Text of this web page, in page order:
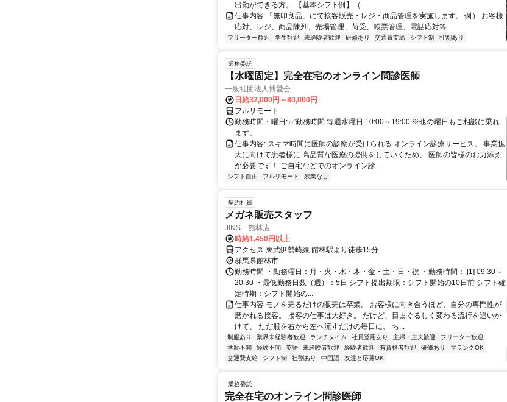
出勤ができる方。 【基本シフト例】（...
仕事内容 「無印良品」にて接客販売・レジ・商品管理を実施します。 例） お客様
応対、レジ、商品陳列、売場管理、荷受、帳票管理、電話応対等
フリーター歓迎 学生歓迎 未経験者歓迎 研修あり 交通費支給 シフト制 社割あり
業務委託
【水曜固定】完全在宅のオンライン問診医師
一般社団法人博愛会
日給32,000円～80,000円
フルリモート
勤務時間・曜日: ✅勤務時間 毎週水曜日 10:00～19:00 ※他の曜日もご相談に乗れ
ます。
仕事内容: スキマ時間に医師の診察が受けられる オンライン診療サービス。 事業拡
大に向けて患者様に 高品質な医療の提供をしていくため、 医師の皆様のお力添え
が必要です！ ご自宅などでのオンライン診...
シフト自由 フルリモート 残業なし
契約社員
メガネ販売スタッフ
JINS 館林店
時給1,450円以上
アクセス 東武伊勢崎線 館林駅より徒歩15分
群馬県館林市
勤務時間 ・勤務曜日：月・火・水・木・金・土・日・祝 ・勤務時間： [1] 09:30～
20:30 ・最低勤務日数（週）：5日 シフト提出期限：シフト開始の10日前 シフト確
定時期：シフト開始の...
仕事内容 モノを売るだけの販売は卒業。 お客様に向き合うほど、自分の専門性が
磨かれる接客。 接客の仕事は大好き。 だけど、目まぐるしく変わる流行を追いか
けて、 ただ服を右から左へ流すだけの毎日に、 ち...
制服あり 業界未経験者歓迎 ランチタイム 社員登用あり 主婦・主夫歓迎
フリーター歓迎
学歴不問
経験不問 英語 未経験者歓迎 経験者歓迎 有資格者歓迎 研修あり
ブランクOK
交通費支給
シフト制 社割あり 中国語 友達と応募OK
業務委託
完全在宅のオンライン問診医師